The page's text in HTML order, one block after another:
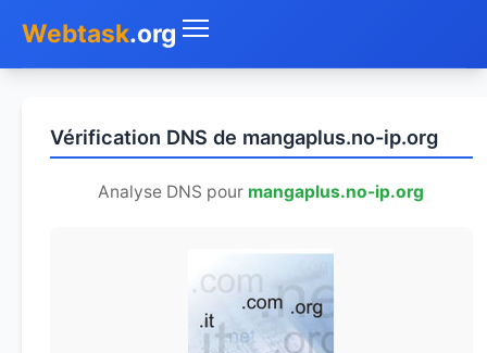
Webtask.org
Whois
Vérification DNS de mangaplus.no-ip.org
Analyse DNS pour mangaplus.no-ip.org